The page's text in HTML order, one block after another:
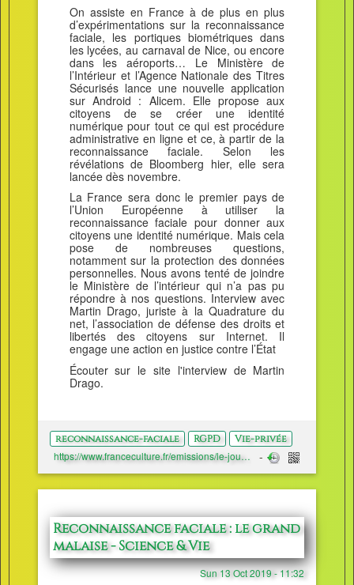
On assiste en France à de plus en plus
d’expérimentations sur la reconnaissance
faciale, les portiques biométriques dans
les lycées, au carnaval de Nice, ou encore
dans les aéroports… Le Ministère de
l’Intérieur et l’Agence Nationale des Titres
Sécurisés lance une nouvelle application
sur Android : Alicem. Elle propose aux
citoyens de se créer une identité
numérique pour tout ce qui est procédure
administrative en ligne et ce, à partir de la
reconnaissance faciale. Selon les
révélations de Bloomberg hier, elle sera
lancée dès novembre.
La France sera donc le premier pays de
l’Union Européenne à utiliser la
reconnaissance faciale pour donner aux
citoyens une identité numérique. Mais cela
pose de nombreuses questions,
notamment sur la protection des données
personnelles. Nous avons tenté de joindre
le Ministère de l’intérieur qui n’a pas pu
répondre à nos questions. Interview avec
Martin Drago, juriste à la Quadrature du
net, l’association de défense des droits et
libertés des citoyens sur Internet. Il
engage une action en justice contre l’État
Écouter sur le site l'interview de Martin
Drago.
reconnaissance-faciale RGPD Vie-privée
https://www.franceculture.fr/emissions/le-journal-des-sciences/le-journal-des-sciences-du-vendredi-04-octobre-2019
Reconnaissance faciale : le grand
malaise - Science & Vie
Sun 13 Oct 2019 - 11:32